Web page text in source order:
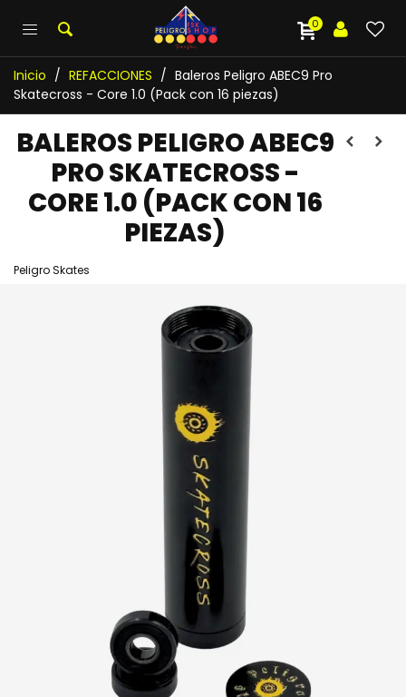
0
Inicio / REFACCIONES / Baleros Peligro ABEC9 Pro
Skatecross - Core 1.0 (Pack con 16 piezas)
BALEROS PELIGRO ABEC9
PRO SKATECROSS -
CORE 1.0 (PACK CON 16
PIEZAS)
Peligro Skates